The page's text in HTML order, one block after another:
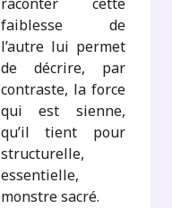
raconter cette
faiblesse de
l’autre lui permet
de décrire, par
contraste, la force
qui est sienne,
qu’il tient pour
structurelle,
essentielle,
monstre sacré.